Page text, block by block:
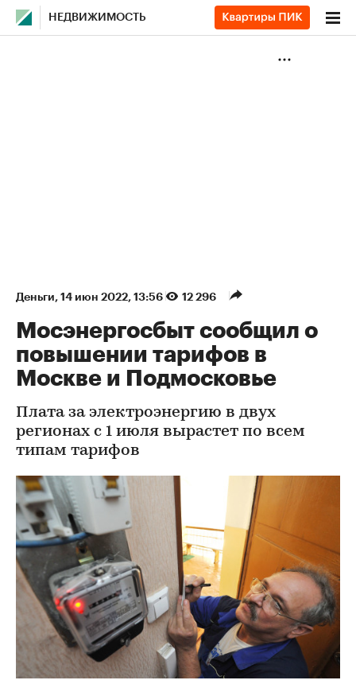
НЕДВИЖИМОСТЬ
Деньги⁠, 14 июн 2022, 13:56 12 296
Мосэнергосбыт сообщил о
повышении тарифов в
Москве и Подмосковье
Плата за электроэнергию в двух
регионах с 1 июля вырастет по всем
типам тарифов